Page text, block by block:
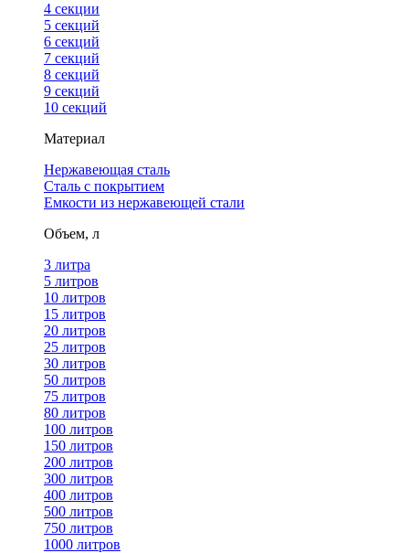
4 cекции
5 секций
6 секций
7 секций
8 секций
9 секций
10 секций
Материал
Нержавеющая сталь
Сталь с покрытием
Емкости из нержавеющей стали
Объем, л
3 литра
5 литров
10 литров
15 литров
20 литров
25 литров
30 литров
50 литров
75 литров
80 литров
100 литров
150 литров
200 литров
300 литров
400 литров
500 литров
750 литров
1000 литров